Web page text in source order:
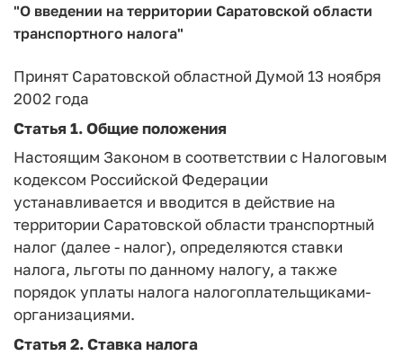
"О введении на территории Саратовской области
транспортного налога"
Принят Саратовской областной Думой 13 ноября
2002 года
Статья 1. Общие положения
Настоящим Законом в соответствии с Налоговым
кодексом Российской Федерации
устанавливается и вводится в действие на
территории Саратовской области транспортный
налог (далее - налог), определяются ставки
налога, льготы по данному налогу, а также
порядок уплаты налога налогоплательщиками-
организациями.
Статья 2. Ставка налога